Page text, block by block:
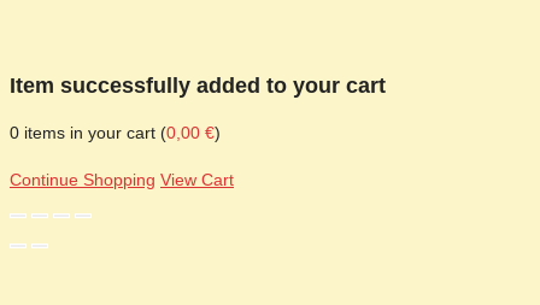
Item successfully added to your cart
0 items in your cart (0,00 €)
Continue Shopping View Cart